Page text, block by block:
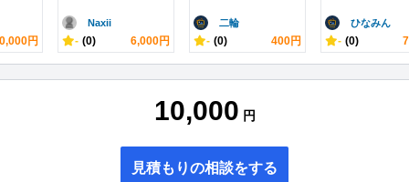
円
Naxii
- (0) 6,000円
二輪
- (0) 400円
ひなみん
- (0)
10,000 円
見積もりの相談をする